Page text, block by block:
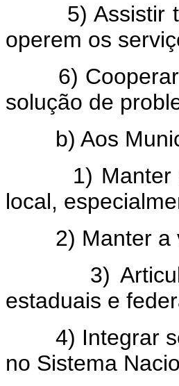
5) Assistir
operem os
6) Cooperar
solução de
b) Aos
1) Manter os
local,
2) Manter a
3) Articular
estaduais e
4) Integrar
no Sistema